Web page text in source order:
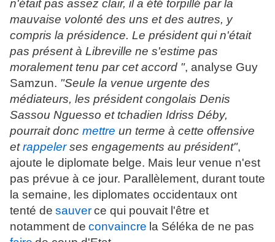
n'était pas assez clair, il a été torpillé par la
mauvaise volonté des uns et des autres, y
compris la présidence. Le président qui n'était
pas présent à Libreville ne s'estime pas
moralement tenu par cet accord ", analyse Guy
Samzun. "Seule la venue urgente des
médiateurs, les président congolais Denis
Sassou Nguesso et tchadien Idriss Déby,
pourrait donc mettre un terme à cette offensive
etrappelerses engagements au président",
ajoute le diplomate belge. Mais leur venue n'est
pas prévue à ce jour. Parallèlement, durant toute
la semaine, les diplomates occidentaux ont
tenté de sauverce qui pouvait l'être et
notamment de convaincre la Séléka de ne pas